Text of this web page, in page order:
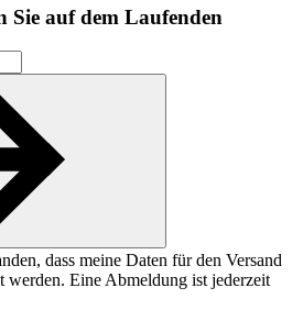
Sie auf dem Laufenden
dass meine Daten für den Versand
werden. Eine Abmeldung ist jederzeit